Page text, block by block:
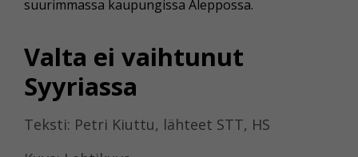
Valta ei vaihtunut
Syyriassa
Teksti: Petri Kiuttu, lähteet STT, HS
suurimmassa kaupungissa Aleppossa.